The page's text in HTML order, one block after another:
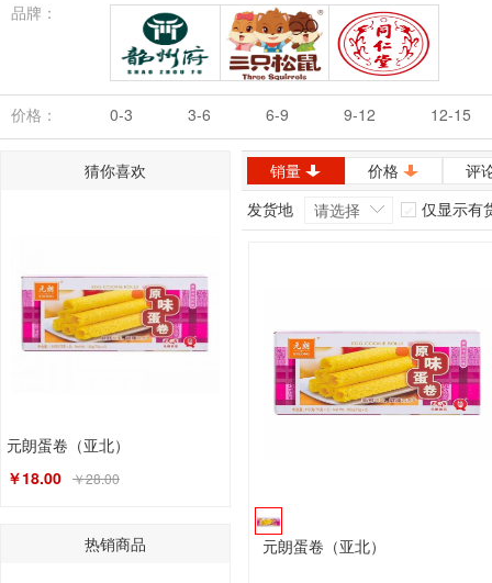
品牌：
韶州府 三只松鼠
同仁堂
价格：
0-3 3-6 6-9 9-12 12-15
猜你喜欢
元朗蛋卷（亚北）
￥18.00 ￥28.00
热销商品
销量 价格
评
发货地
请选择 仅显示有
元朗蛋卷（亚北）